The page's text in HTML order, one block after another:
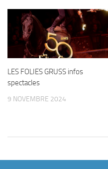
LES FOLIES GRUSS infos
spectacles
9 NOVEMBRE 2024